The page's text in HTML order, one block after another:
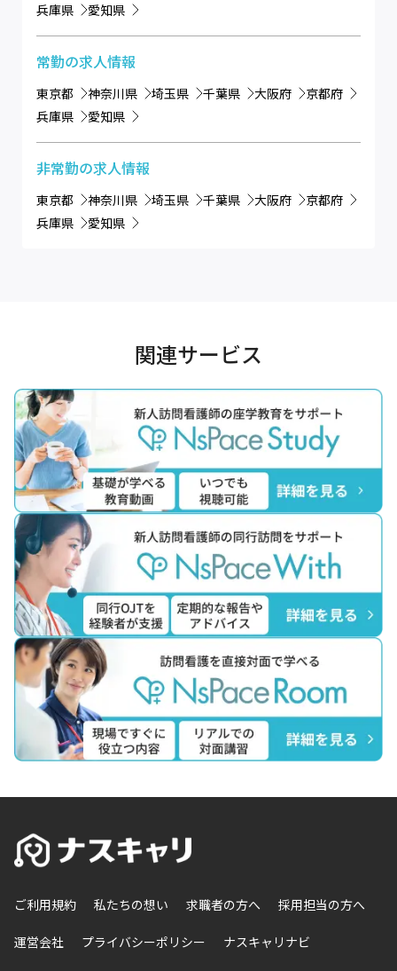
兵庫県
愛知県
常勤の求人情報
東京都 神奈川県 埼玉県 千葉県 大阪府
京都府
兵庫県
愛知県
非常勤の求人情報
東京都 神奈川県 埼玉県 千葉県 大阪府
京都府
兵庫県
愛知県
関連サービス
ご利用規約 私たちの想い 求職者の方へ 採用担当の方へ
運営会社 プライバシーポリシー ナスキャリナビ